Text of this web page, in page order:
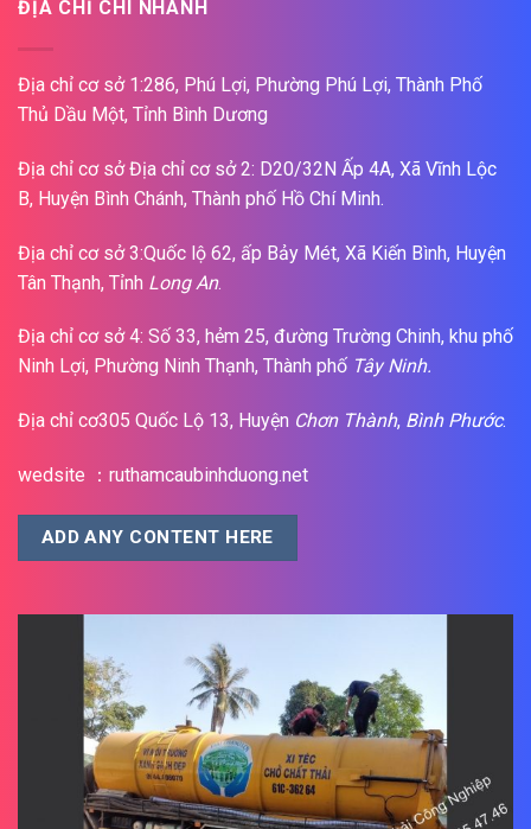
ĐỊA CHỈ CHI NHÁNH
Địa chỉ cơ sở 1:286, Phú Lợi, Phường Phú Lợi, Thành Phố
Thủ Dầu Một, Tỉnh Bình Dương
Địa chỉ cơ sở Địa chỉ cơ sở 2: D20/32N Ấp 4A, Xã Vĩnh Lộc
B, Huyện Bình Chánh, Thành phố Hồ Chí Minh.
Địa chỉ cơ sở 3:Quốc lộ 62, ấp Bảy Mét, Xã Kiến Bình, Huyện
Tân Thạnh, Tỉnh Long An.
Địa chỉ cơ sở 4: Số 33, hẻm 25, đường Trường Chinh, khu phố
Ninh Lợi, Phường Ninh Thạnh, Thành phố Tây Ninh.
Địa chỉ cơ305 Quốc Lộ 13, Huyện Chơn Thành, Bình Phước.
wedsite ：ruthamcaubinhduong.net
ADD ANY CONTENT HERE